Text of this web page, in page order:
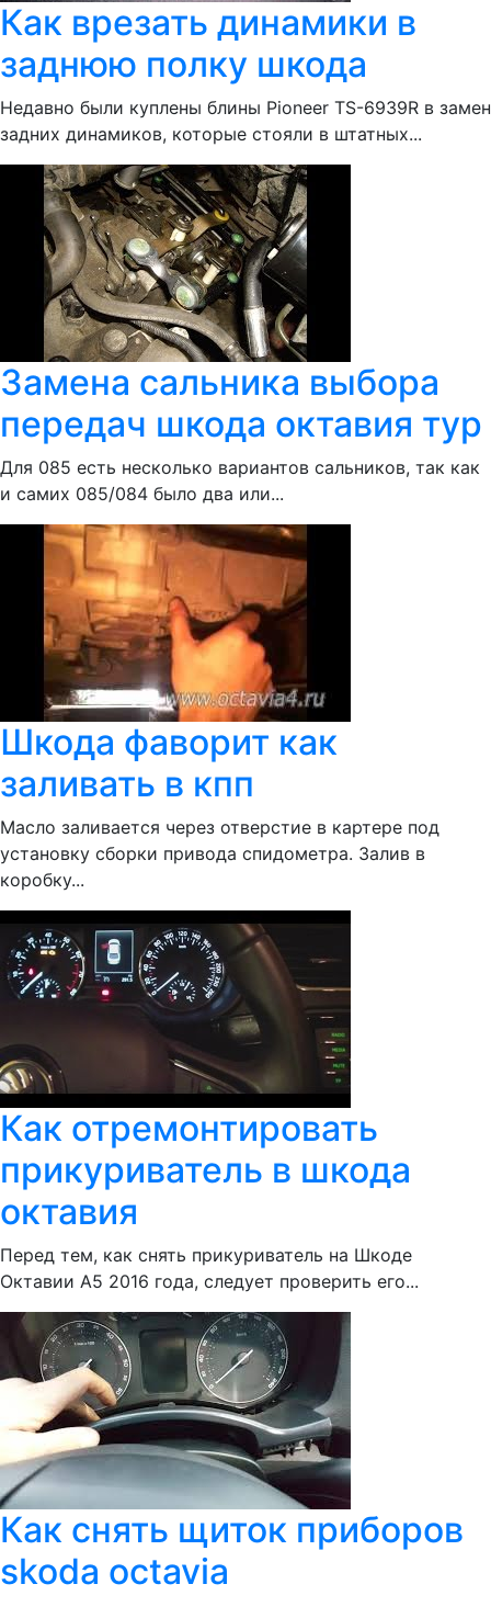
Как врезать динамики в
заднюю полку шкода
Недавно были куплены блины Pioneer TS-6939R в замен
задних динамиков, которые стояли в штатных...
Замена сальника выбора
передач шкода октавия тур
Для 085 есть несколько вариантов сальников, так как
и самих 085/084 было два или...
Шкода фаворит как
заливать в кпп
Масло заливается через отверстие в картере под
установку сборки привода спидометра. Залив в
коробку...
Как отремонтировать
прикуриватель в шкода
октавия
Перед тем, как снять прикуриватель на Шкоде
Октавии А5 2016 года, следует проверить его...
Как снять щиток приборов
skoda octavia